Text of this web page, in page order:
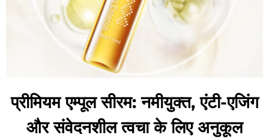
प्रीमियम एम्पूल सीरम: नमीयुक्त, एंटी-एजिंग
और संवेदनशील त्वचा के लिए अनुकूल